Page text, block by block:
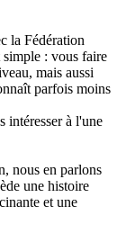
la Fédération
: vous faire
mais aussi
parfois moins
intéresser à l'une
nous en parlons
une histoire
et une